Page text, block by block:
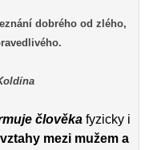
dobrého od zlého,
člověka fyzicky i
mezi mužem a